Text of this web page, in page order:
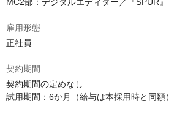
MC2部：デジタルエディター／『SPUR』
雇用形態
正社員
契約期間
契約期間の定めなし
試用期間：6か月（給与は本採用時と同額）